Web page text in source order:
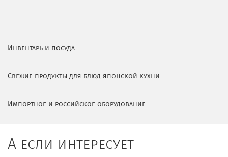
Инвентарь и посуда
Свежие продукты для блюд японской кухни
Импортное и российское оборудование
А если интересует